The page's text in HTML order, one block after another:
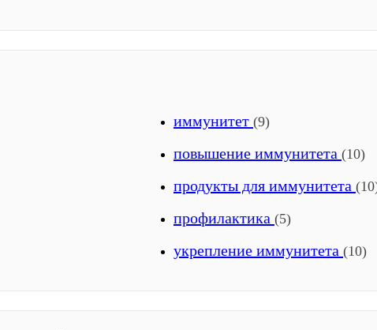
иммунитет (9)
повышение иммунитета (10)
продукты для иммунитета
профилактика (5)
укрепление иммунитета (10)